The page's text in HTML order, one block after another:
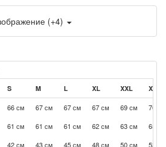
(+4)
S M L XL XXL XXXL
66 см 67 см 67 см 67 см 69 см
70 см
61 см 61 см 61 см 62 см 63 см
65 см
42 см 43 см 45 см 48 см 50 см
53 см